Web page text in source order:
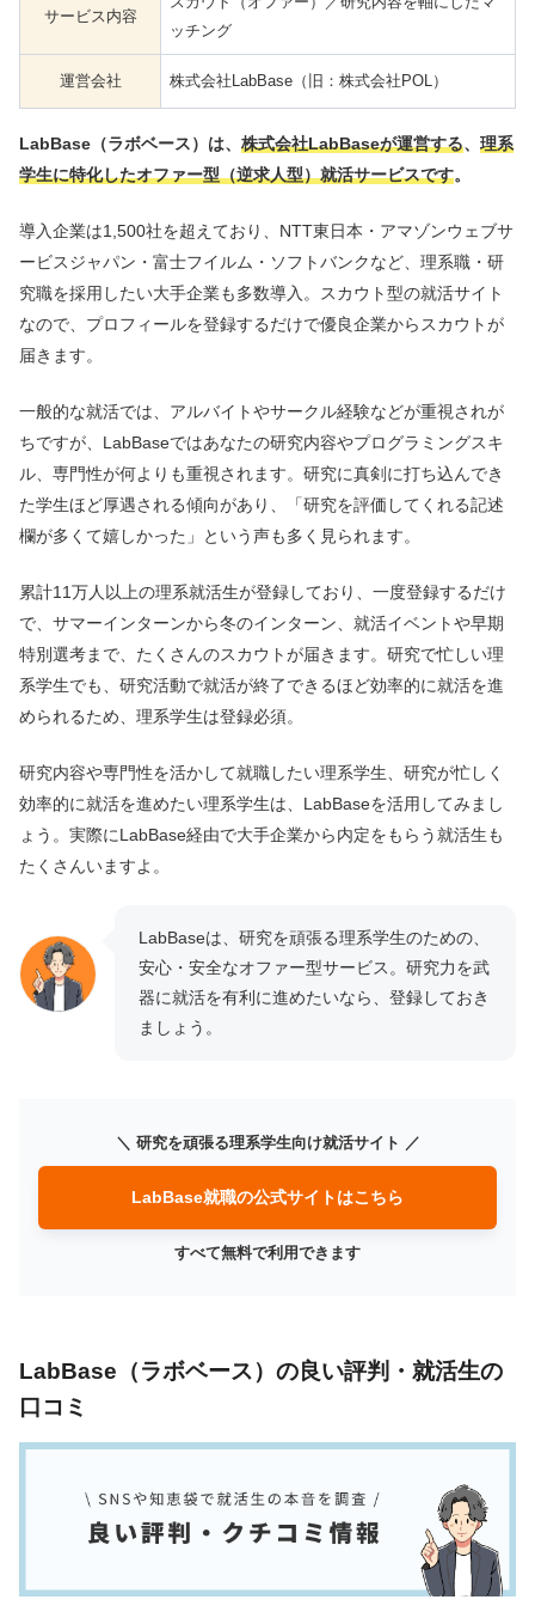
サービス内容
ッチング
運営会社 株式会社LabBase（旧：株式会社POL）
LabBase（ラボベース）は、 株式会社LabBaseが運営する、 理系
学生に特化したオファー型（逆求人型）就活サービスです。
導入企業は1,500社を超えており、NTT東日本・アマゾンウェブサ
ービスジャパン・富士フイルム・ソフトバンクなど、理系職・研
究職を採用したい大手企業も多数導入。スカウト型の就活サイト
なので、プロフィールを登録するだけで優良企業からスカウトが
届きます。
一般的な就活では、アルバイトやサークル経験などが重視されが
ちですが、LabBaseではあなたの研究内容やプログラミングスキ
ル、専門性が何よりも重視されます。研究に真剣に打ち込んでき
た学生ほど厚遇される傾向があり、「研究を評価してくれる記述
欄が多くて嬉しかった」という声も多く見られます。
累計11万人以上の理系就活生が登録しており、一度登録するだけ
で、サマーインターンから冬のインターン、就活イベントや早期
特別選考まで、たくさんのスカウトが届きます。研究で忙しい理
系学生でも、研究活動で就活が終了できるほど効率的に就活を進
められるため、理系学生は登録必須。
研究内容や専門性を活かして就職したい理系学生、研究が忙しく
効率的に就活を進めたい理系学生は、LabBaseを活用してみまし
ょう。実際にLabBase経由で大手企業から内定をもらう就活生も
たくさんいますよ。
LabBaseは、研究を頑張る理系学生のための、
安心・安全なオファー型サービス。研究力を武
器に就活を有利に進めたいなら、登録しておき
ましょう。
＼ 研究を頑張る理系学生向け就活サイト ／
LabBase就職の公式サイトはこちら
すべて無料で利用できます
LabBase（ラボベース）の良い評判・就活生の
口コミ